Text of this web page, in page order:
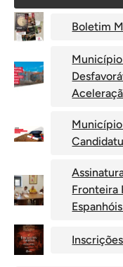
Boletim
Fronteira